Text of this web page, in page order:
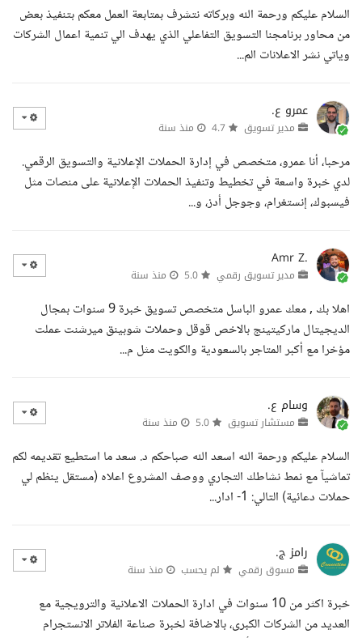
السلام عليكم ورحمة الله وبركاته نتشرف بمتابعة العمل معكم بتنفيذ بعض
من محاور برنامجنا التسويق التفاعلي الذي يهدف الي تنمية اعمال الشركات
وياتي نشر الاعلانات الم...
عمرو ع.
مدير تسويق منذ سنة
مرحبا، أنا عمرو، متخصص في إدارة الحملات الإعلانية والتسويق الرقمي.
لدي خبرة واسعة في تخطيط وتنفيذ الحملات الإعلانية على منصات مثل
فيسبوك، إنستغرام، وجوجل أدز، و...
Amr Z.
مدير تسويق رقمي منذ سنة
اهلا بك , معك عمرو الباسل متخصص تسويق خبرة 9 سنوات بمجال
الديجيتال ماركيتينج بالاخص قوقل وحملات شوبينق ميرشنت عملت
مؤخرا مع أكبر المتاجر بالسعودية والكويت مثل م...
وسام ع.
مستشار تسويق منذ سنة
السلام عليكم ورحمة الله اسعد الله صباحكم د. سعد ما استطيع تقديمه لكم
تماشيآ مع نمط نشاطك التجاري ووصف المشروع اعلاه (مستقل ينظم لي
حملات دعائية) التالي: 1- ادار...
رامز ج.
مسوق رقمي لم يحسب منذ سنة
خبرة اكثر من 10 سنوات في ادارة الحملات الاعلانية والترويجية مع
العديد من الشركات الكبرى، بالاضافة لخبرة صناعة الفلاتر الانستجرام